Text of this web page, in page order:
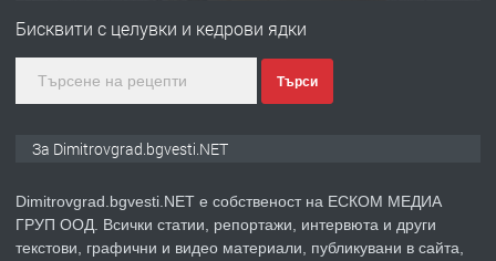
преди 2 месеца
Бисквити с целувки и кедрови ядки
Търси
За Dimitrovgrad.bgvesti.NET
Dimitrovgrad.bgvesti.NET е собственост на ЕСКОМ МЕДИА
ГРУП ООД. Всички статии, репортажи, интервюта и други
текстови, графични и видео материали, публикувани в сайта,